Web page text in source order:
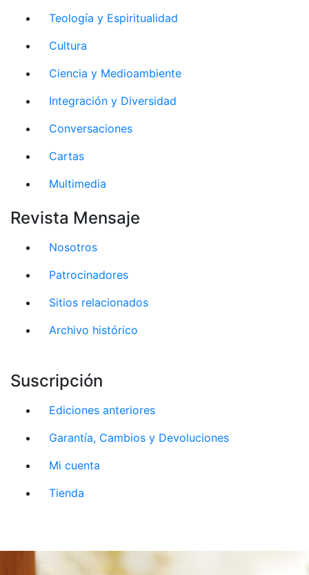
Teología y Espiritualidad
Cultura
Ciencia y Medioambiente
Integración y Diversidad
Conversaciones
Cartas
Multimedia
Revista Mensaje
Nosotros
Patrocinadores
Sitios relacionados
Archivo histórico
Suscripción
Ediciones anteriores
Garantía, Cambios y Devoluciones
Mi cuenta
Tienda